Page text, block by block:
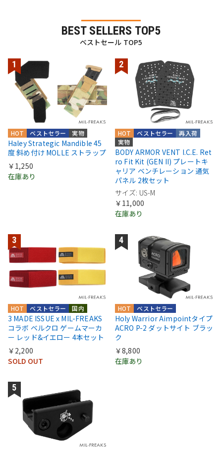
BEST SELLERS TOP5
ベストセール TOP5
実物
ベストセラー
HOT
Haley Strategic Mandible 45
度 斜め付け MOLLE ストラップ
￥1,250
在庫あり
実物
再入荷
ベストセラー
HOT
BODY ARMOR VENT I.C.E. Ret
ro Fit Kit (GEN II) プレートキ
ャリア ベンチレーション 通気
パネル 2枚セット
サイズ: US-M
￥11,000
在庫あり
国内
ベストセラー
HOT
3 MADE ISSUE x MIL-FREAKS
コラボ ベルクロ ゲームマーカ
ー レッド&イエロー 4本セット
￥2,200
SOLD OUT
ベストセラー
HOT
Holy Warrior Aimpointタイプ
ACRO P-2 ダットサイト ブラッ
ク
￥8,800
在庫あり